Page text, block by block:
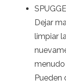
Dejar
limpiar
Pueden